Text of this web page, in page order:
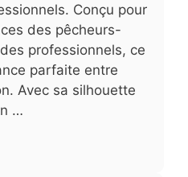
Conçu pour
des pêcheurs-
professionnels, ce
parfaite entre
Avec sa silhouette
…